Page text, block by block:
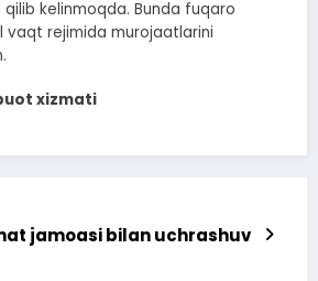
kelinmoqda. Bunda fuqaro
vaqt rejimida murojaatlarini
xizmati
jamoasi bilan uchrashuv